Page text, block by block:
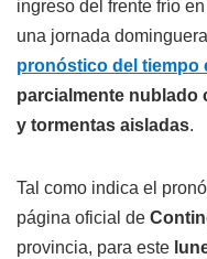
ingreso del frente frío
una jornada
pronóstico del tiempo
parcialmente nublado
y tormentas aisladas.
Tal como indica el
página oficial de
provincia, para este